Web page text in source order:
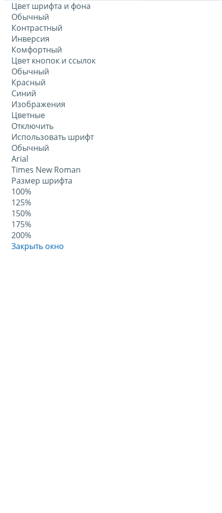
Цвет шрифта и фона
Обычный
Контрастный
Инверсия
Комфортный
Цвет кнопок и ссылок
Обычный
Красный
Синий
Изображения
Цветные
Отключить
Использовать шрифт
Обычный
Arial
Times New Roman
Размер шрифта
100%
125%
150%
175%
200%
Закрыть окно